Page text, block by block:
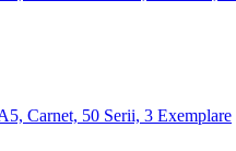
Carnet, 50 Serii, 3 Exemplare